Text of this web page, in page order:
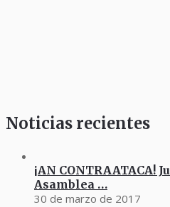
Noticias recientes
¡AN CONTRAATACA!
Asamblea …
30 de marzo de 2017